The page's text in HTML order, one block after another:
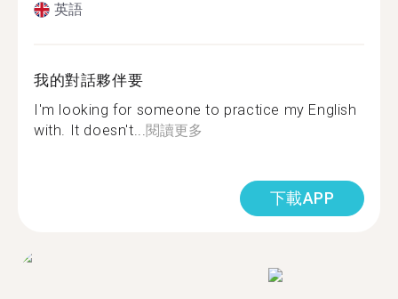
英語
我的對話夥伴要
I'm looking for someone to practice my English
with. It doesn't...閱讀更多
下載APP